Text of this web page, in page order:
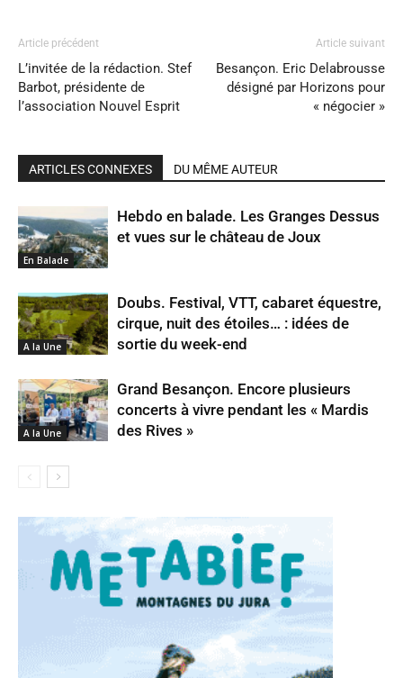
Article précédent
L’invitée de la rédaction. Stef
Barbot, présidente de
l’association Nouvel Esprit
Article suivant
Besançon. Eric Delabrousse
désigné par Horizons pour
« négocier »
ARTICLES CONNEXES DU MÊME AUTEUR
En Balade
Hebdo en balade. Les Granges Dessus
et vues sur le château de Joux
A la Une
Doubs. Festival, VTT, cabaret équestre,
cirque, nuit des étoiles… : idées de
sortie du week-end
A la Une
Grand Besançon. Encore plusieurs
concerts à vivre pendant les « Mardis
des Rives »